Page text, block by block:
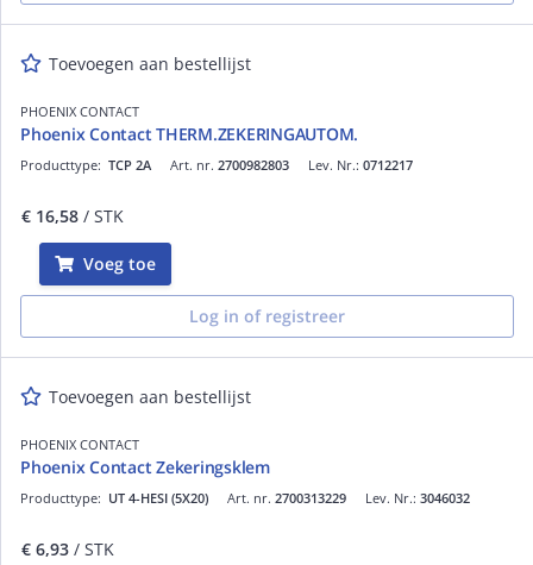
Toevoegen aan bestellijst
PHOENIX CONTACT
Phoenix Contact THERM.ZEKERINGAUTOM.
Art. nr. 2700982803
Producttype: TCP 2A Lev. Nr.: 0712217
€ 16,58 / STK
Voeg toe
Log in of registreer
Toevoegen aan bestellijst
PHOENIX CONTACT
Phoenix Contact Zekeringsklem
Art. nr. 2700313229
Producttype: UT 4-HESI (5X20) Lev. Nr.: 3046032
€ 6,93 / STK